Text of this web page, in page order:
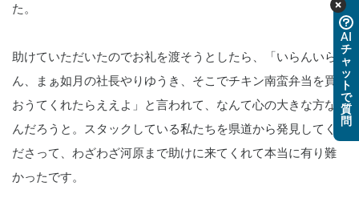
た。
助けていただいたのでお礼を渡そうとしたら、「いらんいら
ん、まぁ如月の社長やりゆうき、そこでチキン南蛮弁当を買
おうてくれたらええよ」と言われて、なんて心の大きな方な
んだろうと。スタックしている私たちを県道から発見してく
ださって、わざわざ河原まで助けに来てくれて本当に有り難
かったです。
AI
チ
ャ
ッ
ト
で
質
問